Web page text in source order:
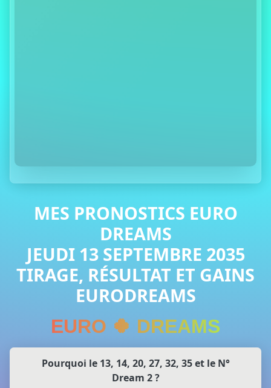
MES PRONOSTICS EURO
DREAMS
JEUDI 13 SEPTEMBRE 2035
TIRAGE, RÉSULTAT ET GAINS
EURODREAMS
EURO 🍀 DREAMS
Pourquoi le 13, 14, 20, 27, 32, 35 et le N°
Dream 2 ?